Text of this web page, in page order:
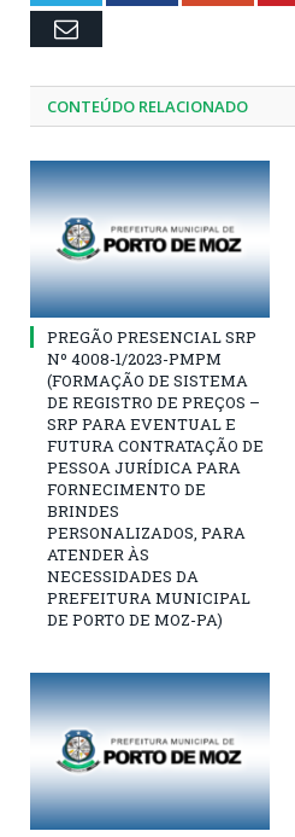
Email
CONTEÚDO RELACIONADO
PREGÃO PRESENCIAL SRP
Nº 4008-1/2023-PMPM
(FORMAÇÃO DE SISTEMA
DE REGISTRO DE PREÇOS –
SRP PARA EVENTUAL E
FUTURA CONTRATAÇÃO DE
PESSOA JURÍDICA PARA
FORNECIMENTO DE
BRINDES
PERSONALIZADOS, PARA
ATENDER ÀS
NECESSIDADES DA
PREFEITURA MUNICIPAL
DE PORTO DE MOZ-PA)